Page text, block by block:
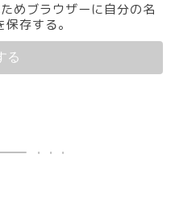
めブラウザーに自分の名
存する。